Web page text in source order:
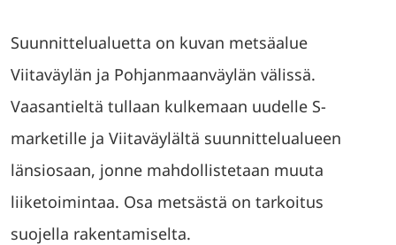
Suunnittelualuetta on kuvan metsäalue
Viitaväylän ja Pohjanmaanväylän välissä.
Vaasantieltä tullaan kulkemaan uudelle S-
marketille ja Viitaväylältä suunnittelualueen
länsiosaan, jonne mahdollistetaan muuta
liiketoimintaa. Osa metsästä on tarkoitus
suojella rakentamiselta.